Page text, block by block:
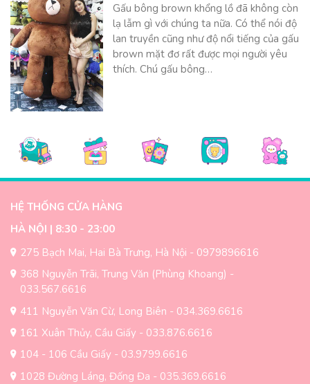
Gấu bông brown khổng lồ đã không còn
lạ lẫm gì với chúng ta nữa. Có thể nói độ
lan truyền cũng như độ nổi tiếng của gấu
brown mặt đơ rất được mọi người yêu
thích. Chú gấu bông…
HỆ THỐNG CỬA HÀNG
HÀ NỘI | 8:30 - 23:00
275 Bạch Mai, Hai Bà Trưng, Hà Nội - 0979896616
368 Nguyễn Trãi, Trung Văn (Phùng Khoang) -
033.567.6616
411 Nguyễn Văn Cừ, Long Biên - 034.369.6616
161 Xuân Thủy, Cầu Giấy - 033.876.6616
104 - 106 Cầu Giấy - 03.9799.6616
1028 Đường Láng, Đống Đa - 035.369.6616